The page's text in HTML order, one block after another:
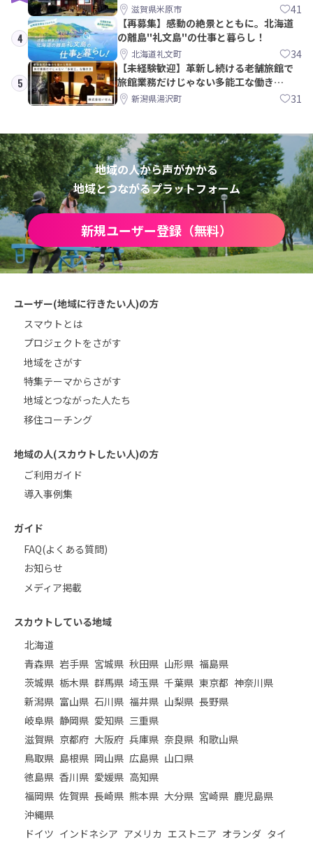
滋賀県米原市 41
4
【再募集】感動の絶景とともに。北海道
の離島"礼文島"の仕事と暮らし！
北海道礼文町 34
5
【未経験歓迎】革新し続ける老舗旅館で
旅館業務だけじゃない多能工な働き
方。 株式会社いせん
新潟県湯沢町 31
地域の人から声がかかる
地域とつながるプラットフォーム
新規ユーザー登録（無料）
ユーザー(地域に行きたい人)の方
スマウトとは
プロジェクトをさがす
地域をさがす
特集テーマからさがす
地域とつながった人たち
移住コーチング
地域の人(スカウトしたい人)の方
ご利用ガイド
導入事例集
ガイド
FAQ(よくある質問)
お知らせ
メディア掲載
スカウトしている地域
北海道
青森県 岩手県 宮城県 秋田県 山形県 福島県
茨城県 栃木県 群馬県 埼玉県 千葉県 東京都 神奈川県
新潟県 富山県 石川県 福井県 山梨県 長野県
岐阜県 静岡県 愛知県 三重県
滋賀県 京都府 大阪府 兵庫県 奈良県 和歌山県
鳥取県 島根県 岡山県 広島県 山口県
徳島県 香川県 愛媛県 高知県
福岡県 佐賀県 長崎県 熊本県 大分県 宮崎県 鹿児島県
沖縄県
ドイツ インドネシア アメリカ エストニア オランダ タイ